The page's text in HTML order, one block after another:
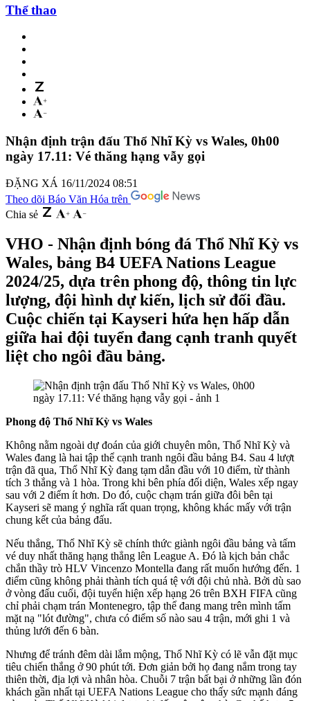
Thể thao
Nhận định trận đấu Thổ Nhĩ Kỳ vs Wales, 0h00
ngày 17.11: Vé thăng hạng vẫy gọi
ĐẶNG XÁ 16/11/2024 08:51
Theo dõi Báo Văn Hóa trên
Chia sẻ
VHO - Nhận định bóng đá Thổ Nhĩ Kỳ vs
Wales, bảng B4 UEFA Nations League
2024/25, dựa trên phong độ, thông tin lực
lượng, đội hình dự kiến, lịch sử đối đầu.
Cuộc chiến tại Kayseri hứa hẹn hấp dẫn
giữa hai đội tuyển đang cạnh tranh quyết
liệt cho ngôi đầu bảng.
Phong độ Thổ Nhĩ Kỳ vs Wales
Không nằm ngoài dự đoán của giới chuyên môn, Thổ Nhĩ Kỳ và
Wales đang là hai tập thể cạnh tranh ngôi đầu bảng B4. Sau 4 lượt
trận đã qua, Thổ Nhĩ Kỳ đang tạm dẫn đầu với 10 điểm, từ thành
tích 3 thắng và 1 hòa. Trong khi bên phía đối diện, Wales xếp ngay
sau với 2 điểm ít hơn. Do đó, cuộc chạm trán giữa đôi bên tại
Kayseri sẽ mang ý nghĩa rất quan trọng, không khác mấy với trận
chung kết của bảng đấu.
Nếu thắng, Thổ Nhĩ Kỳ sẽ chính thức giành ngôi đầu bảng và tấm
vé duy nhất thăng hạng thẳng lên League A. Đó là kịch bản chắc
chắn thầy trò HLV Vincenzo Montella đang rất muốn hướng đến. 1
điểm cũng không phải thành tích quá tệ với đội chủ nhà. Bởi dù sao
ở vòng đấu cuối, đội tuyển hiện xếp hạng 26 trên BXH FIFA cũng
chỉ phải chạm trán Montenegro, tập thể đang mang trên mình tấm
mặt nạ "lót đường", chưa có điểm số nào sau 4 trận, mới ghi 1 và
thủng lưới đến 6 bàn.
Nhưng để tránh đêm dài lắm mộng, Thổ Nhĩ Kỳ có lẽ vẫn đặt mục
tiêu chiến thắng ở 90 phút tới. Đơn giản bởi họ đang nắm trong tay
thiên thời, địa lợi và nhân hòa. Chuỗi 7 trận bất bại ở những lần đón
khách gần nhất tại UEFA Nations League cho thấy sức mạnh đáng